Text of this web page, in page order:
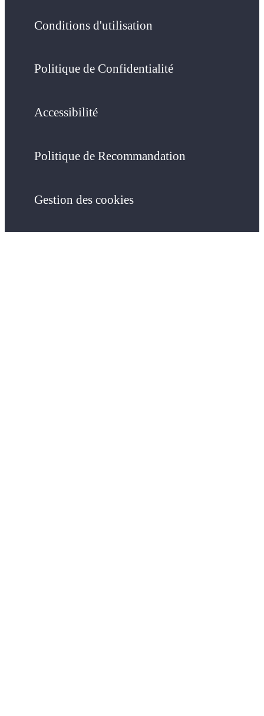
Conditions d'utilisation
Politique de Confidentialité
Accessibilité
Politique de Recommandation
Gestion des cookies